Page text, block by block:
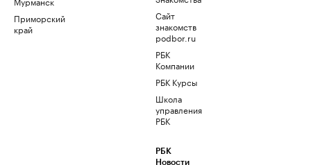
Приморский
край
Сайт
знакомств
podbor.ru
РБК
Компании
РБК Курсы
Школа
управления
РБК
РБК
Новости